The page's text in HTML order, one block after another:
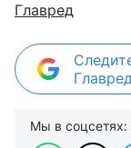
Главред
Мы в соцсетях: